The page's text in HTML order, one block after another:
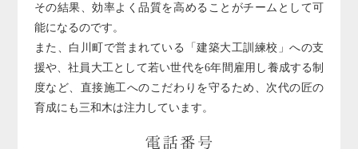
その結果、効率よく品質を高めることがチームとして可
能になるのです。
また、白川町で営まれている「建築大工訓練校」への支
援や、社員大工として若い世代を6年間雇用し養成する制
度など、直接施工へのこだわりを守るため、次代の匠の
育成にも三和木は注力しています。